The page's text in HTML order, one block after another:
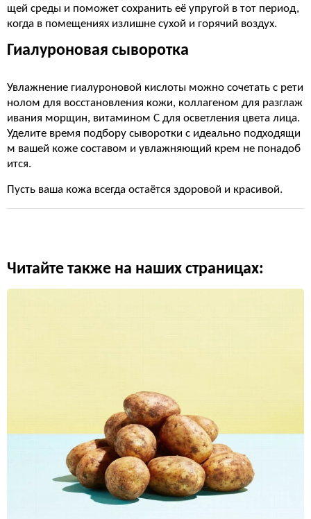
щей среды и поможет сохранить её упругой в тот период,
когда в помещениях излишне сухой и горячий воздух.
Гиалуроновая сыворотка
Увлажнение гиалуроновой кислоты можно сочетать с рети
нолом для восстановления кожи, коллагеном для разглаж
ивания морщин, витамином С для осветления цвета лица.
Уделите время подбору сыворотки с идеально подходящи
м вашей коже составом и увлажняющий крем не понадоб
ится.
Пусть ваша кожа всегда остаётся здоровой и красивой.
Читайте также на наших страницах: